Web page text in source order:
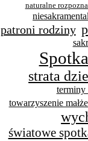
naturalne
patroni rodziny
strata
terminy
towarzyszenie
światowe